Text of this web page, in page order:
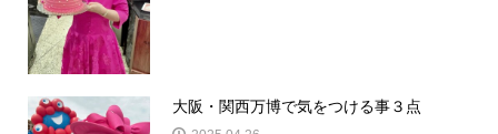
大阪・関西万博で気をつける事３点